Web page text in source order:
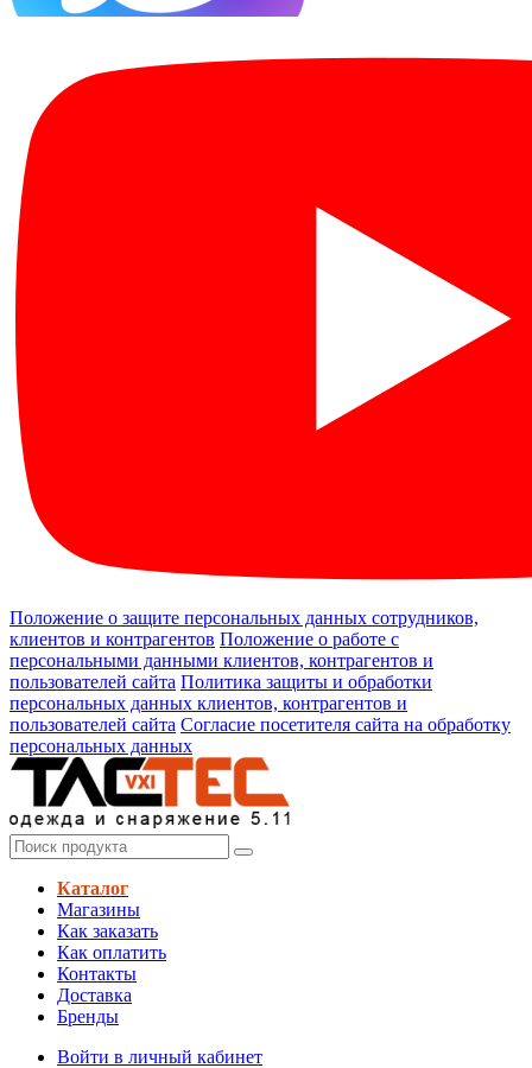
Положение о защите персональных данных сотрудников,
клиентов и контрагентов Положение о работе с
персональными данными клиентов, контрагентов и
пользователей сайта Политика защиты и обработки
персональных данных клиентов, контрагентов и
пользователей сайта Согласие посетителя сайта на обработку
персональных данных
Каталог
Магазины
Как заказать
Как оплатить
Контакты
Доставка
Бренды
Войти в личный кабинет